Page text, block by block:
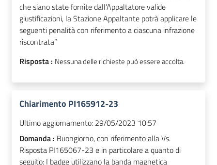
che siano state fornite dall’Appaltatore valide
giustificazioni, la Stazione Appaltante potrà applicare le
seguenti penalità con riferimento a ciascuna infrazione
riscontrata”
Risposta : Nessuna delle richieste può essere accolta.
Chiarimento PI165912-23
Ultimo aggiornamento: 29/05/2023 10:57
Domanda : Buongiorno, con riferimento alla Vs.
Risposta PI165067-23 e in particolare a quanto di
seguito: I badge utilizzano la banda magnetica